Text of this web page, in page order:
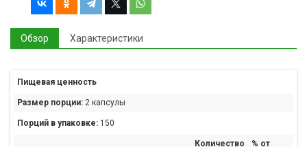
Обзор Характеристики
Пищевая ценность
Размер порции: 2 капсулы
Порций в упаковке: 150
Количество
% от